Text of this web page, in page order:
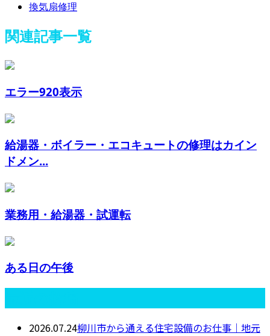
換気扇修理
関連記事一覧
エラー920表示
給湯器・ボイラー・エコキュートの修理はカイン
ドメン...
業務用・給湯器・試運転
ある日の午後
2026.07.24柳川市から通える住宅設備のお仕事｜地元